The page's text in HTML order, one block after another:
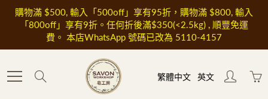
Skip
Content
購物滿 $500, 輸入「500off」享有95折，購物滿 $800, 輸入
「800off」享有9折。任何折後滿$350(<2.5kg) , 順豐免運
費。 本店WhatsApp 號碼已改為 5110-4157
繁體中文 英文